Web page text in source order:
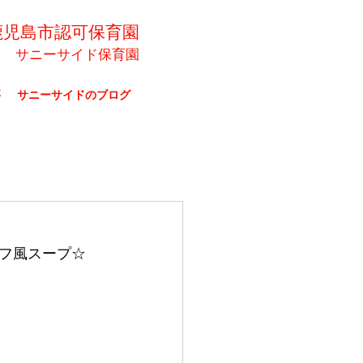
島市認可保育園
サニーサイド保育園
サニーサイドのブログ
風スープ☆